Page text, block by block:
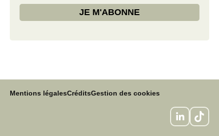
Mentions légalesCréditsGestion des cookies